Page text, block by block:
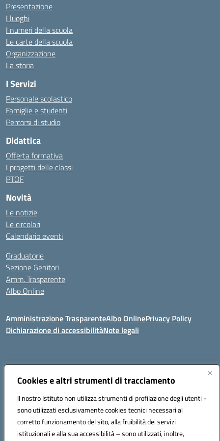
Cookies e altri strumenti di tracciamento
Il nostro Istituto non utilizza strumenti di profilazione degli utenti -
sono utilizzati esclusivamente cookies tecnici necessari al
corretto funzionamento del sito, alla fruibilità dei servizi
istituzionali e alla sua accessibilità – sono utilizzati, inoltre,
Presentazione
I luoghi
I numeri della scuola
Le carte della scuola
Organizzazione
La storia
I Servizi
Personale scolastico
Famiglie e studenti
Percorsi di studio
Didattica
Offerta formativa
I progetti delle classi
PTOF
Novità
Le notizie
Le circolari
Calendario eventi
Graduatorie
Sezione Genitori
Amm. Trasparente
Albo Online
Amministrazione TrasparenteAlbo OnlinePrivacy Policy
Dichiarazione di accessibilitàNote legali
Indirizzo:
Centralino:0823/718125 Email:bnic839008@istruzione.it
Codice fiscale: 92029030621
Codice meccanografico:
BNIC839008
Codice unico di fatturazione (CUF): UFSWAV